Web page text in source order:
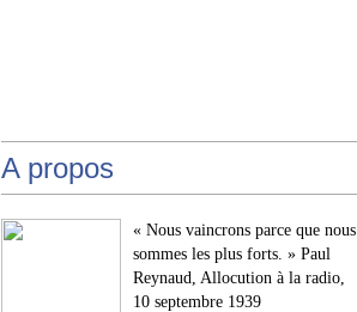
A propos
« Nous vaincrons parce que nous
sommes les plus forts. » Paul
Reynaud, Allocution à la radio,
10 septembre 1939